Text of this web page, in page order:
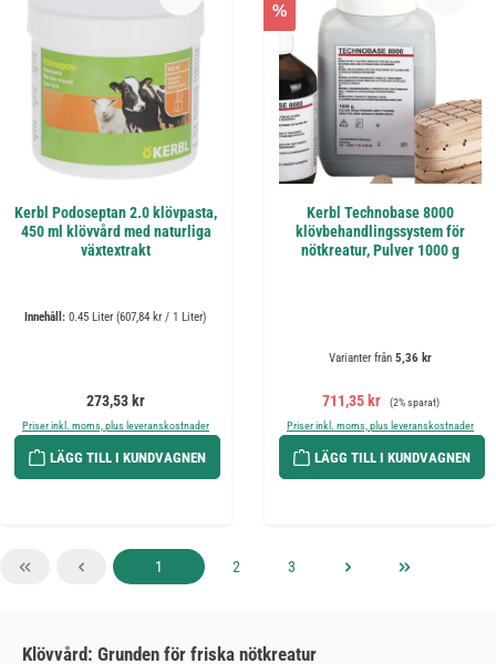
Kerbl Podoseptan 2.0 klövpasta,
450 ml klövvård med naturliga
växtextrakt
Innehåll: 0.45 Liter (607,84 kr / 1 Liter)
Ordinarie pris:
273,53 kr
Priser inkl. moms, plus leveranskostnader
LÄGG TILL I KUNDVAGNEN
%
Kerbl Technobase 8000
klövbehandlingssystem för
nötkreatur, Pulver 1000 g
Varianter från 5,36 kr
Försäljningspris:
711,35 kr Ordinarie pris:
(2% sparat)
Priser inkl. moms, plus leveranskostnader
LÄGG TILL I KUNDVAGNEN
Sida
1 Sida
2 Sida
3
Klövvård: Grunden för friska nötkreatur